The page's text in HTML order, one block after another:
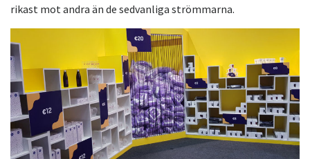
rikast mot andra än de sedvanliga strömmarna.